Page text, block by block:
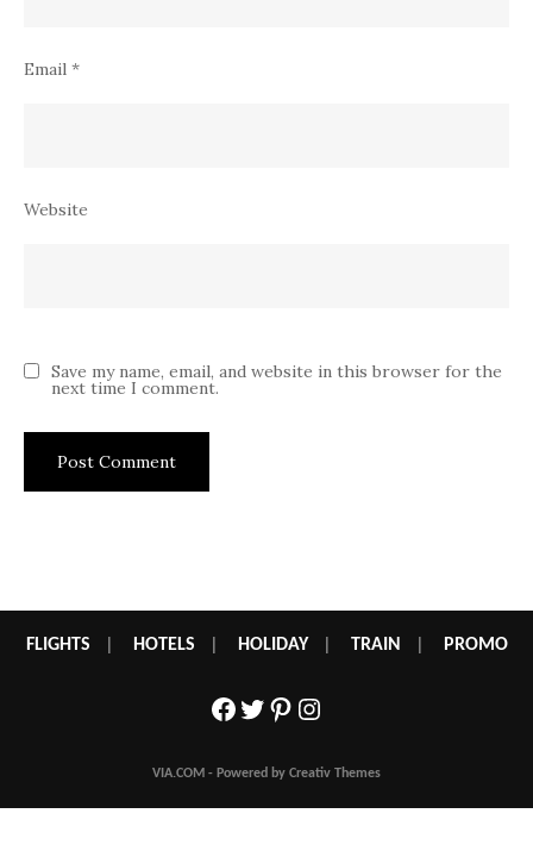
Email *
Website
Save my name, email, and website in this browser for the
next time I comment.
FLIGHTS HOTELS HOLIDAY| TRAIN PROMO
Facebook
Twitter
Pinterest
Instagram
VIA.COM - Powered by Creativ Themes